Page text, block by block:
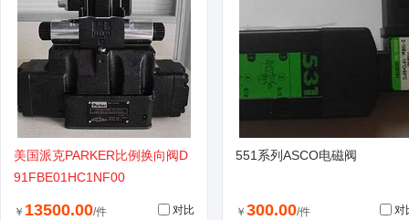
美国派克PARKER比例换向阀D
91FBE01HC1NF00
￥ 13500.00/件 对比
551系列ASCO电磁阀
￥ 300.00/件 对